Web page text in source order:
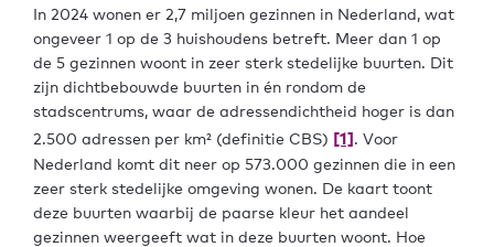
In 2024 wonen er 2,7 miljoen gezinnen in Nederland, wat
ongeveer 1 op de 3 huishoudens betreft. Meer dan 1 op
de 5 gezinnen woont in zeer sterk stedelijke buurten. Dit
zijn dichtbebouwde buurten in én rondom de
stadscentrums, waar de adressendichtheid hoger is dan
2.500 adressen per km² (definitie CBS) [1]. Voor
Nederland komt dit neer op 573.000 gezinnen die in een
zeer sterk stedelijke omgeving wonen. De kaart toont
deze buurten waarbij de paarse kleur het aandeel
gezinnen weergeeft wat in deze buurten woont. Hoe